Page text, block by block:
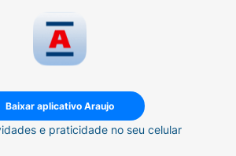
Baixar aplicativo Araujo
e praticidade no seu celular